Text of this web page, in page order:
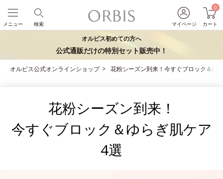
マイページ
0
カート
検索
メニュー
オルビス初めての方へ
公式通販だけの特別セット販売中！
オルビス公式オンラインショップ 花粉シーズン到来！今すぐブロック＆ゆ
花粉シーズン到来！
今すぐブロック＆ゆらぎ肌ケア
4選